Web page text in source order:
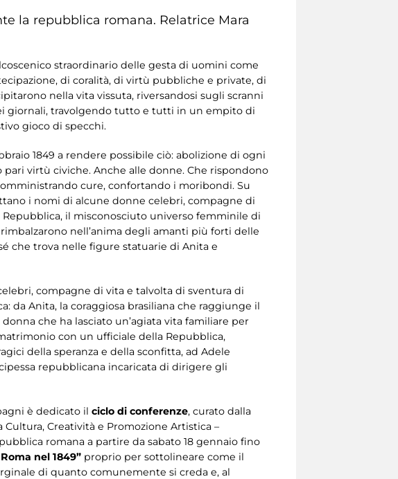
la repubblica romana. Relatrice Mara
straordinario delle gesta di uomini come
di coralità, di virtù pubbliche e private, di
nella vita vissuta, riversandosi sugli scranni
giornali, travolgendo tutto e tutti in un empito di
gioco di specchi.
1849 a rendere possibile ciò: abolizione di ogni
virtù civiche. Anche alle donne. Che rispondono
cure, confortando i moribondi. Su
i nomi di alcune donne celebri, compagne di
il misconosciuto universo femminile di
nell’anima degli amanti più forti delle
che trova nelle figure statuarie di Anita e
compagne di vita e talvolta di sventura di
Anita, la coraggiosa brasiliana che raggiunge il
che ha lasciato un’agiata vita familiare per
con un ufficiale della Repubblica,
della speranza e della sconfitta, ad Adele
repubblicana incaricata di dirigere gli
è dedicato il ciclo di conferenze, curato dalla
Cultura, Creatività e Promozione Artistica –
romana a partire da sabato 18 gennaio fino
nel 1849” proprio per sottolineare come il
di quanto comunemente si creda e, al